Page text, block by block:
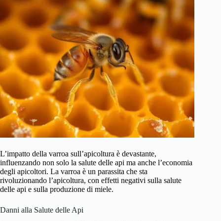
L’impatto della varroa sull’apicoltura è devastante,
influenzando non solo la salute delle api ma anche l’economia
degli apicoltori. La varroa è un parassita che sta
rivoluzionando l’apicoltura, con effetti negativi sulla salute
delle api e sulla produzione di miele.
Danni alla Salute delle Api